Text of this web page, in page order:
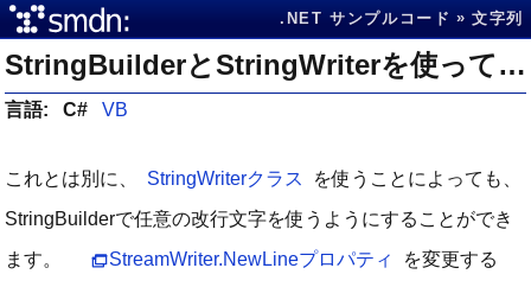
.NET サンプルコード 文字列
StringBuilderとStringWriterを使ってEnvironment.NewLine以外の改行文字を追加する
言語: C# VB
これとは別に、 StringWriterクラス
を使うことによっても、
StringBuilderで任意の改行文字を使うようにすることができ
ます。
StreamWriter.NewLineプロパティ
を変更する